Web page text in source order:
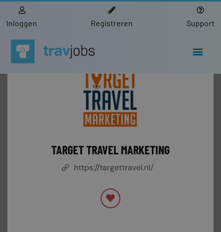
Inloggen Registreren Support
TARGET TRAVEL MARKETING
https://targettravel.nl/